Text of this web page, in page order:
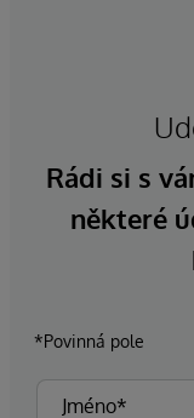
Rádi si s
některé
*Povinná pole